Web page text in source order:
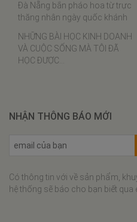
Đà Nẵng bắn pháo hoa từ trực
thăng nhân ngày quốc khánh
NHỮNG BÀI HỌC KINH DOANH
VÀ CUỘC SỐNG MÀ TÔI ĐÃ
HỌC ĐƯỢC…
NHẬN THÔNG BÁO MỚI
Có thông tin với về sản phẩm,
hệ thống sẽ báo cho bạn biết qua